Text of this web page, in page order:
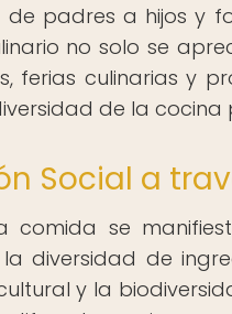
padres a hijos y
no solo se
ferias culinarias y
de la cocina
Social a
comida se
diversidad de
y la